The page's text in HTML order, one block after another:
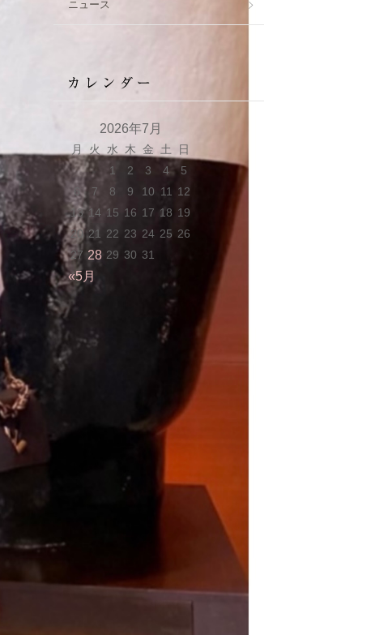
ニュース
2026年7月
月 火 水 木 金 土
日
1
2 3 4
5
6
7 8 9 10 11
12
13 14 15 16 17 18 19
20 21 22 23 24 25 26
27 28 29 30 31
«5月